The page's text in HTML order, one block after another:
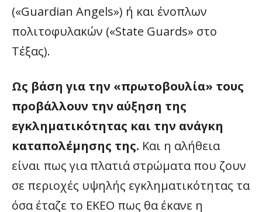
(«Guardian Angels») ή και ένοπλων
πολιτοφυλακών («State Guards» στο
Τέξας).
Ως βάση για την «πρωτοβουλία» τους
προβάλλουν την αύξηση της
εγκληματικότητας και την ανάγκη
καταπολέμησης της. Και η αλήθεια
είναι πως για πλατιά στρώματα που ζουν
σε περιοχές υψηλής εγκληματικότητας τα
όσα έταζε το ΕΚΕΟ πως θα έκανε η